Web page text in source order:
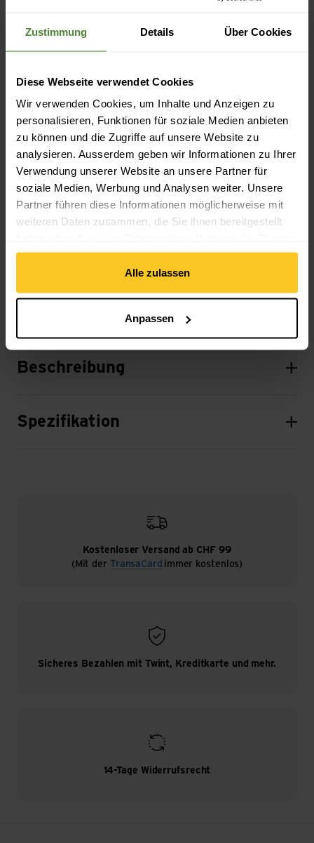
Zustimmung Details Über Cookies
Diese Webseite verwendet Cookies
Wir verwenden Cookies, um Inhalte und Anzeigen zu
personalisieren, Funktionen für soziale Medien anbieten
zu können und die Zugriffe auf unsere Website zu
analysieren. Ausserdem geben wir Informationen zu Ihrer
Verwendung unserer Website an unsere Partner für
soziale Medien, Werbung und Analysen weiter. Unsere
Partner führen diese Informationen möglicherweise mit
weiteren Daten zusammen, die Sie ihnen bereitgestellt
gesammelt haben.
Alle zulassen
Anpassen
Tierwohl
Materialeigenschaft
Materialeigenschaft: atmungsaktiv | Membrane | imprägniert
(DWR) | wasserdicht | winddicht
Material
Material Zusammensetzung: 49% Polyamid | 51% Polyamid
(aus Recycling)
Material mit tierischem Ursprung: Wolle
Beschreibung
Spezifikation
Kostenloser Versand ab CHF 99
(Mit der TransaCard immer kostenlos)
Sicheres Bezahlen mit Twint, Kreditkarte und mehr.
14-Tage Widerrufsrecht